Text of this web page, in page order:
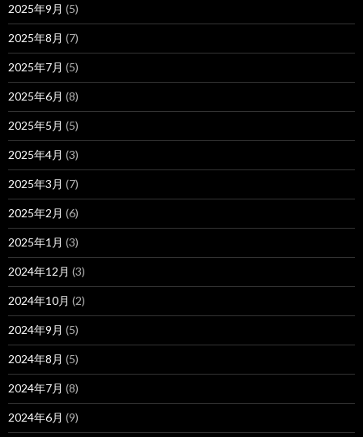
2025年9月 (5)
2025年8月 (7)
2025年7月 (5)
2025年6月 (8)
2025年5月 (5)
2025年4月 (3)
2025年3月 (7)
2025年2月 (6)
2025年1月 (3)
2024年12月 (3)
2024年10月 (2)
2024年9月 (5)
2024年8月 (5)
2024年7月 (8)
2024年6月 (9)